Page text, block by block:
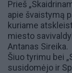
Prieš
apie švaistymą
kuriame
miesto
Antanas Sireika.
Šiuo tyrimu bei
susidomėjo ir